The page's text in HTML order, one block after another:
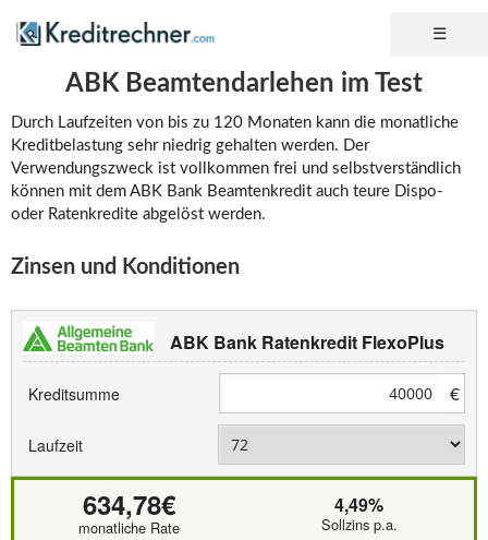
ABK Beamtendarlehen im Test
Durch Laufzeiten von bis zu 120 Monaten kann die monatliche
Kreditbelastung sehr niedrig gehalten werden. Der
Verwendungszweck ist vollkommen frei und selbstverständlich
können mit dem ABK Bank Beamtenkredit auch teure Dispo-
oder Ratenkredite abgelöst werden.
Zinsen und Konditionen
ABK Bank Ratenkredit FlexoPlus
Kreditsumme €
Laufzeit
634,78€
monatliche Rate
4,49%
Sollzins p.a.